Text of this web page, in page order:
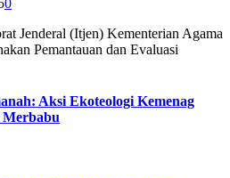
0
Jenderal (Itjen) Kementerian Agama
Pemantauan dan Evaluasi
Aksi Ekoteologi Kemenag
Merbabu